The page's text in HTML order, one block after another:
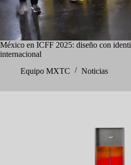
México en ICFF 2025: diseño con
internacional
Equipo MXTC
Noticias